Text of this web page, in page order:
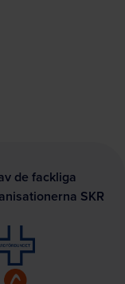
de fackliga
SKR